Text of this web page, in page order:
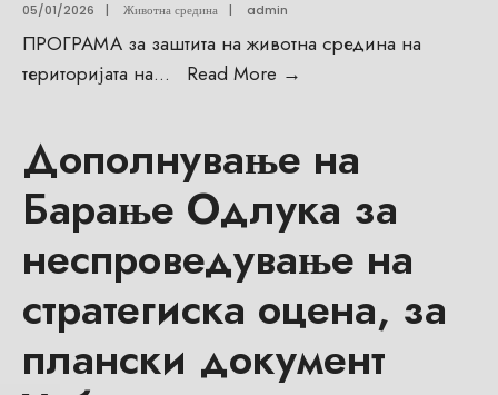
05/01/2026 | Животна средина | admin
ПРОГРАМА за заштита на животна средина на
територијата на... Read More →
Дополнување на
Барање Одлука за
неспроведување на
стратегиска оцена, за
плански документ